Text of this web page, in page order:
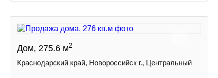
Дом, 275.6 м2
Краснодарский край, Новороссийск г., Центральный